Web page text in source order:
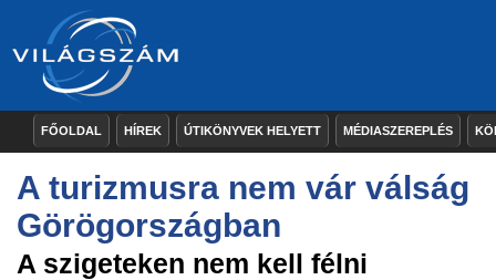
FŐOLDAL HÍREK ÚTIKÖNYVEK HELYETT MÉDIASZEREPLÉS
A turizmusra nem vár válság
Görögországban
A szigeteken nem kell félni